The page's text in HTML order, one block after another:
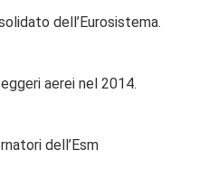
dell’Eurosistema.
aerei nel 2014.
dell’Esm